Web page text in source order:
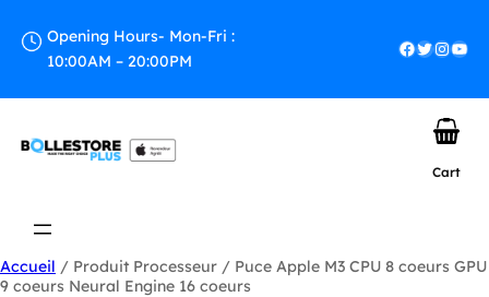
contenu
Opening Hours- Mon-Fri :
10:00AM – 20:00PM
Facebook Twitter InstagramYouTube
Cart
Accueil / Produit Processeur / Puce Apple M3 CPU 8 coeurs GPU
9 coeurs Neural Engine 16 coeurs